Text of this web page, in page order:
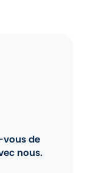
vous de
nous.